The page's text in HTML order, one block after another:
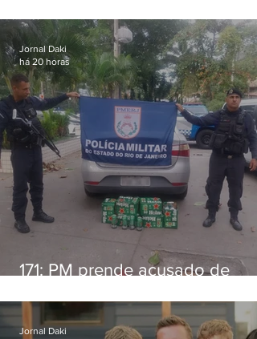
171: PM prende acusado de
Niterói
Jornal Daki
há 20 horas
Jornal Daki